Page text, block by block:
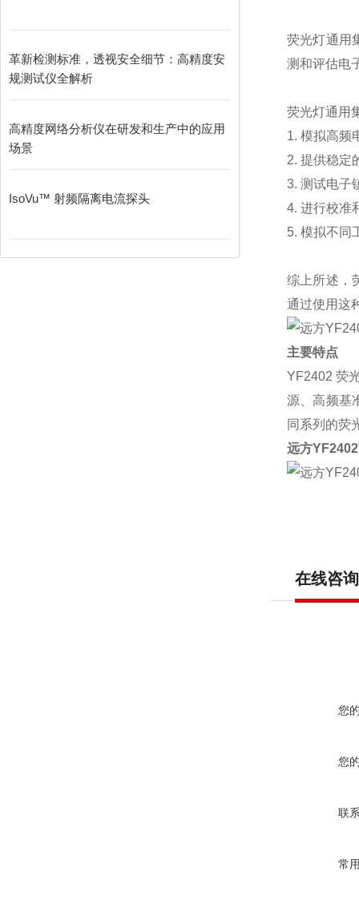
革新检测标准，透视安全细节：高精度安
规测试仪全解析
高精度网络分析仪在研发和生产中的应用
场景
IsoVu™ 射频隔离电流探头
荧光灯通用
测和评估电
荧光灯通用
1. 模拟高频
2. 提供稳定
3. 测试电子
4. 进行校准
5. 模拟不同
综上所述，
通过使用这
主要特点
YF2402荧
源、高频基
同系列的荧
远方YF2402
在线咨询
您
您
联
常